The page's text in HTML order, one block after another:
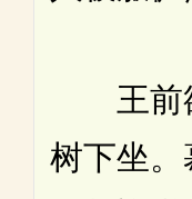
王前
树下坐。